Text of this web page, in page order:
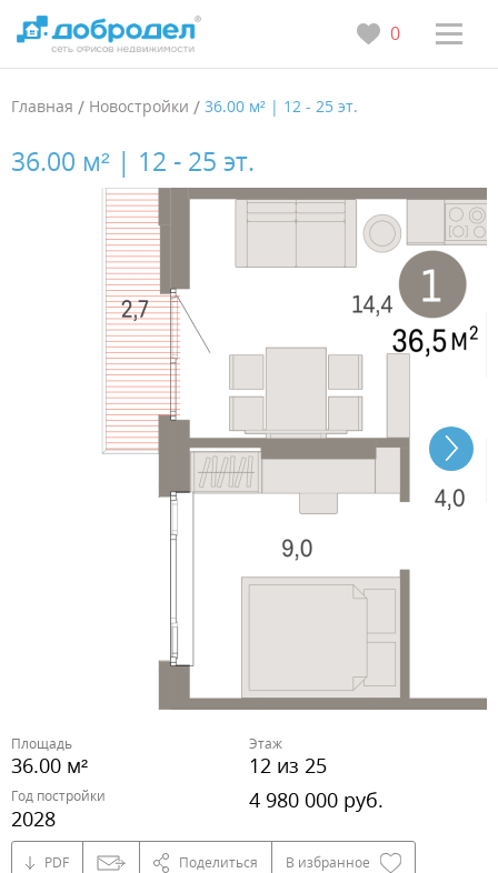
0
Главная / Новостройки / 36.00 м² | 12 - 25 эт.
36.00 м² | 12 - 25 эт.
Площадь
36.00 м²
Этаж
12 из 25
Год постройки
2028
4 980 000 руб.
PDF Поделиться В избранное